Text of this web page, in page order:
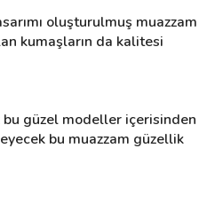
oluşturulmuş muazzam
kumaşların da kalitesi
güzel modeller içerisinden
bu muazzam güzellik